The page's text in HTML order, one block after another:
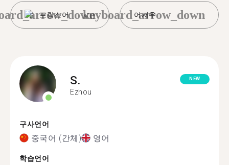
프랑스어 어저우
keyboard_arrow_down
S.
Ezhou
NEW
구사언어
중국어 (간체) 영어
학습언어